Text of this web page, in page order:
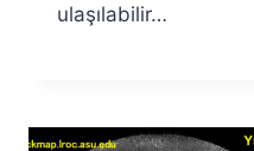
ulaşılabilir…